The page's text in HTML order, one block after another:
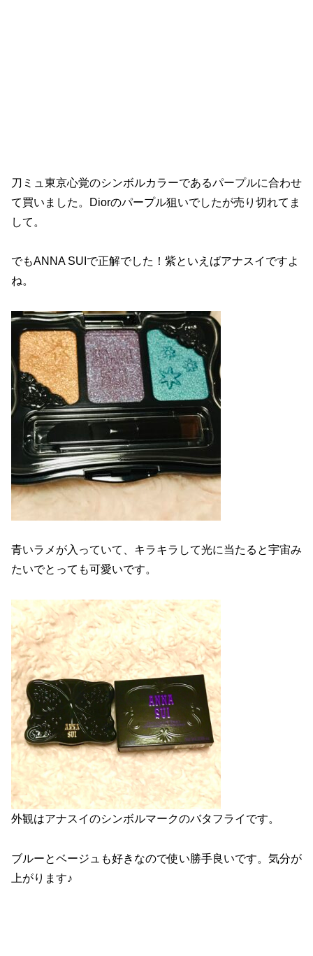
刀ミュ東京心覚のシンボルカラーであるパープルに合わせ
て買いました。Diorのパープル狙いでしたが売り切れてま
して。
でもANNA SUIで正解でした！紫といえばアナスイですよ
ね。
青いラメが入っていて、キラキラして光に当たると宇宙み
たいでとっても可愛いです。
外観はアナスイのシンボルマークのバタフライです。
ブルーとベージュも好きなので使い勝手良いです。気分が
上がります♪